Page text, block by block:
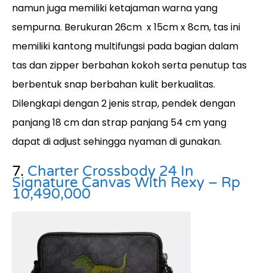
namun juga memiliki ketajaman warna yang
sempurna. Berukuran 26cm x 15cm x 8cm, tas ini
memiliki kantong multifungsi pada bagian dalam
tas dan zipper berbahan kokoh serta penutup tas
berbentuk snap berbahan kulit berkualitas.
Dilengkapi dengan 2 jenis strap, pendek dengan
panjang 18 cm dan strap panjang 54 cm yang
dapat di adjust sehingga nyaman di gunakan.
7. Charter Crossbody 24 In
Signature Canvas With Rexy – Rp
10,490,000